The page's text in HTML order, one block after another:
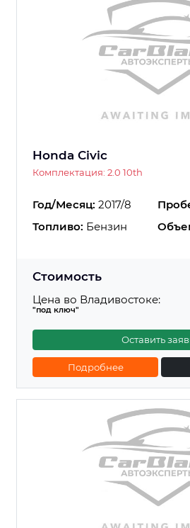
Honda Civic
Комплектация: 2.0 10th
Год/Месяц: 2017/8
Топливо: Бензин
Стоимость
Цена во Владивостоке:
"под ключ"
Оставить
Подробнее